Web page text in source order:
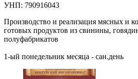
УНП: 790916043
Производство и реализация мясных и
готовых продуктов из свинины,
полуфабрикатов
1-ый понедельник месяца - сан.день